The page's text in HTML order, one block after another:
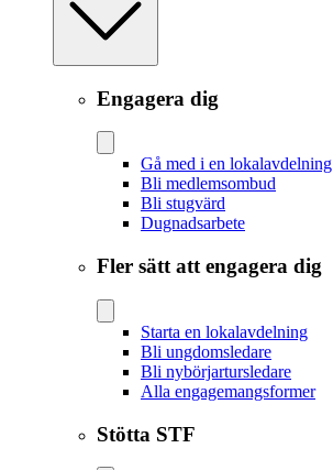
Engagera dig
Gå med i en lokalavdelning
Bli medlemsombud
Bli stugvärd
Dugnadsarbete
Fler sätt att engagera dig
Starta en lokalavdelning
Bli ungdomsledare
Bli nybörjartursledare
Alla engagemangsformer
Stötta STF